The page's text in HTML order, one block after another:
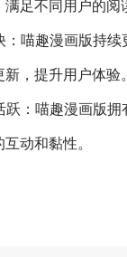
足不同用户的阅
：喵趣漫画版持
，提升用户体验。
跃：喵趣漫画版拥
动和黏性。